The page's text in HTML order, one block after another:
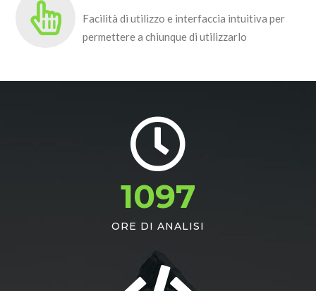
Facilità di utilizzo e interfaccia intuitiva per
permettere a chiunque di utilizzarlo
1097
ORE DI ANALISI